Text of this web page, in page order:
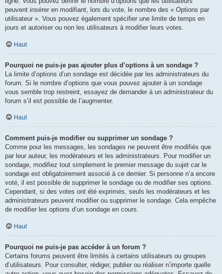
peuvent insérer en modifiant, lors du vote, le nombre des « Options par
utilisateur ». Vous pouvez également spécifier une limite de temps en
jours et autoriser ou non les utilisateurs à modifier leurs votes.
Haut
Pourquoi ne puis-je pas ajouter plus d’options à un sondage ?
La limite d’options d’un sondage est décidée par les administrateurs du
forum. Si le nombre d’options que vous pouvez ajouter à un sondage
vous semble trop restreint, essayez de demander à un administrateur du
forum s’il est possible de l’augmenter.
Haut
Comment puis-je modifier ou supprimer un sondage ?
Comme pour les messages, les sondages ne peuvent être modifiés que
par leur auteur, les modérateurs et les administrateurs. Pour modifier un
sondage, modifiez tout simplement le premier message du sujet car le
sondage est obligatoirement associé à ce dernier. Si personne n’a encore
voté, il est possible de supprimer le sondage ou de modifier ses options.
Cependant, si des votes ont été exprimés, seuls les modérateurs et les
administrateurs peuvent modifier ou supprimer le sondage. Cela empêche
de modifier les options d’un sondage en cours.
Haut
Pourquoi ne puis-je pas accéder à un forum ?
Certains forums peuvent être limités à certains utilisateurs ou groupes
d’utilisateurs. Pour consulter, rédiger, publier ou réaliser n’importe quelle